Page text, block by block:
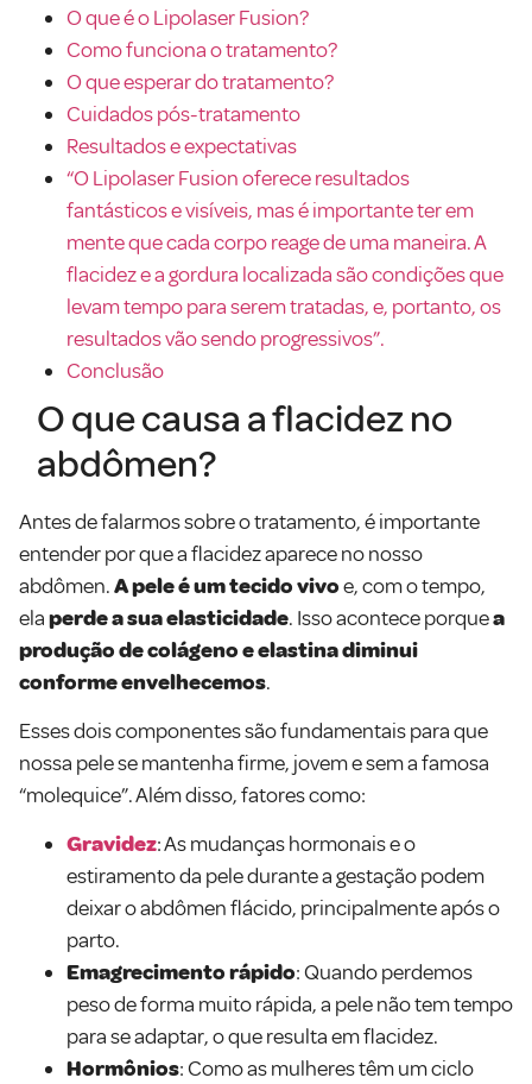
O que é o Lipolaser Fusion?
Como funciona o tratamento?
O que esperar do tratamento?
Cuidados pós-tratamento
Resultados e expectativas
“O Lipolaser Fusion oferece resultados
fantásticos e visíveis, mas é importante ter em
mente que cada corpo reage de uma maneira. A
flacidez e a gordura localizada são condições que
levam tempo para serem tratadas, e, portanto, os
resultados vão sendo progressivos”.
Conclusão
O que causa a flacidez no
abdômen?
Antes de falarmos sobre o tratamento, é importante
entender por que a flacidez aparece no nosso
abdômen.A pele é um tecido vivoe, com o tempo,
elaperde a sua elasticidade. Isso acontece porquea
produção de colágeno e elastina diminui
conforme envelhecemos.
Esses dois componentes são fundamentais para que
nossa pele se mantenha firme, jovem e sem a famosa
“molequice”. Além disso, fatores como:
Gravidez: As mudanças hormonais e o
estiramento da pele durante a gestação podem
deixar o abdômen flácido, principalmente após o
parto.
Emagrecimento rápido: Quando perdemos
peso de forma muito rápida, a pele não tem tempo
para se adaptar, o que resulta em flacidez.
Hormônios: Como as mulheres têm um ciclo